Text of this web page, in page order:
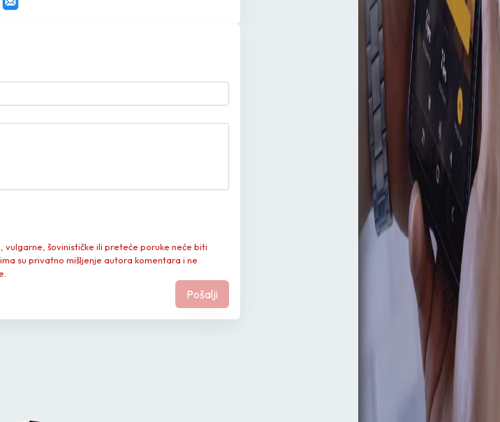
šovinističke ili preteće poruke neće biti
su privatno mišljenje autora komentara i ne
Pošalji